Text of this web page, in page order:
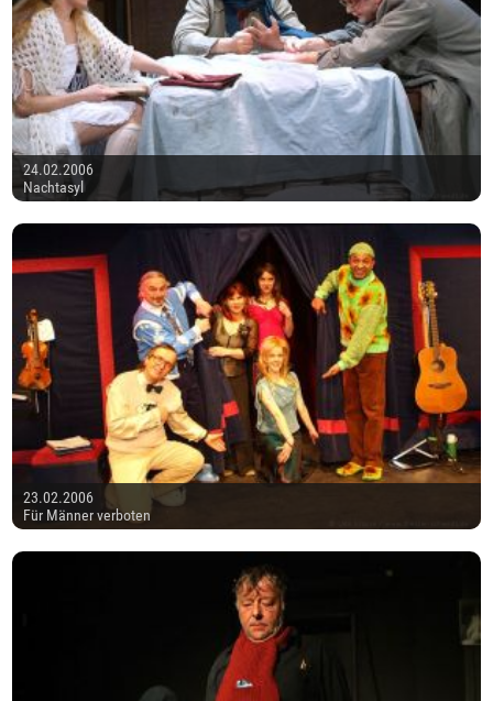
24.02.2006
Nachtasyl
23.02.2006
Für Männer verboten